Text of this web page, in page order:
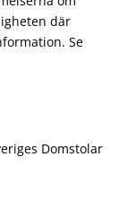
där
Se
Domstolar